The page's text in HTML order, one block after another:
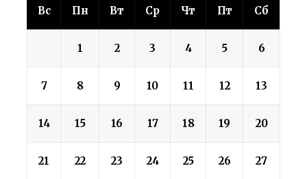
Вс Пн Вт Ср Чт Пт Сб
1 2 3 4 5 6
7 8 9 10 11 12 13
14 15 16 17 18 19 20
21 22 23 24 25 26 27